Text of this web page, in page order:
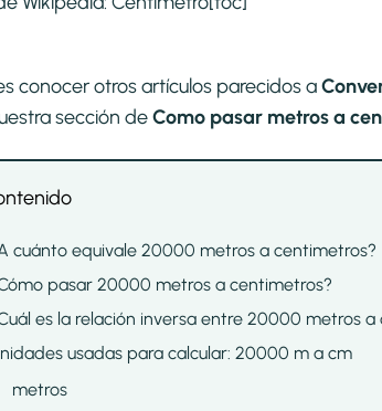
conocer otros artículos parecidos a
sección deComo pasar metros a
cuánto equivale 20000 metros a centimetros?
pasar 20000 metros a centimetros?
es la relación inversa entre 20000 metros a
usadas para calcular: 20000 m a cm
metros